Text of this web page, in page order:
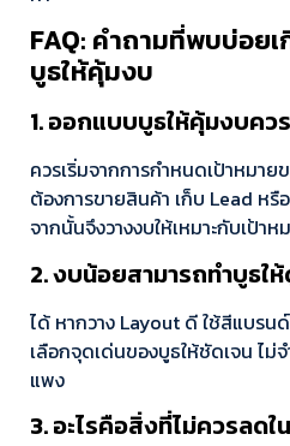
FAQ: คำถามที่พบบ่อย
บูธให้คุ้มงบ
1. ออกแบบบูธให้คุ้มงบควร
ควรเริ่มจากการกำหนดเป้าหมา
ต้องการขายสินค้า เก็บ Lead ห
จากนั้นจึงวางงบให้เหมาะกับเป้าห
2. งบน้อยสามารถทำบูธใ
ได้ หากวาง Layout ดี ใช้สีแบรน
เลือกจุดเด่นของบูธให้ชัดเจน ไ
แพง
3. อะไรคือสิ่งที่ไม่ควรลดใ